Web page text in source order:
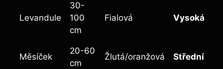
Levandule
30-
100
cm
Fialová Vysoká
Měsíček
20-60
cm
Žlutá/oranžová Střední